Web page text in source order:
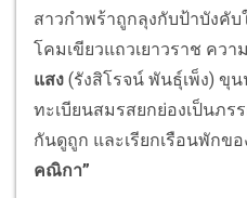
สาวกำพร้าถูกลุงกับป้าบังคั
โคมเขียวแถวเยาวราช ควา
แสง (รังสิโรจน์ พันธุ์เพ็ง) ขุ
ทะเบียนสมรสยกย่องเป็นภร
กันดูถูก และเรียกเรือนพักขอ
คณิกา”